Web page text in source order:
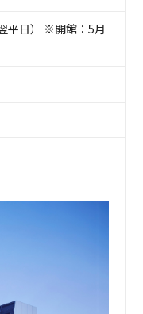
平日） ※開館：5月